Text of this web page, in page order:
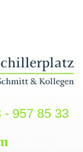
- 957 85 33